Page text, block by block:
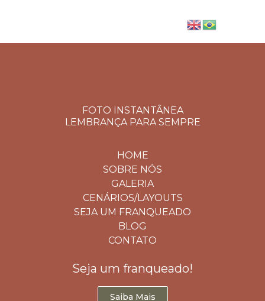
FOTO INSTANTÂNEA
LEMBRANÇA PARA SEMPRE
HOME
SOBRE NÓS
GALERIA
CENÁRIOS/LAYOUTS
SEJA UM FRANQUEADO
BLOG
CONTATO
Seja um franqueado!
Saiba Mais